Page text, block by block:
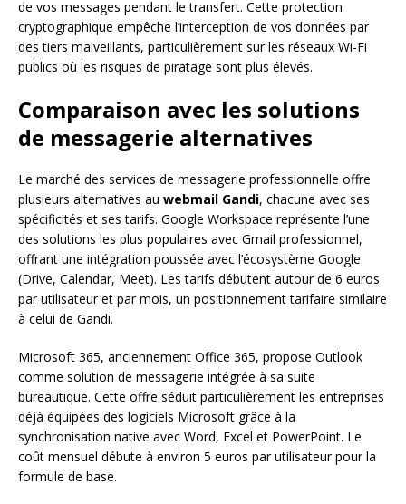
de vos messages pendant le transfert. Cette protection
cryptographique empêche l’interception de vos données par
des tiers malveillants, particulièrement sur les réseaux Wi-Fi
publics où les risques de piratage sont plus élevés.
Comparaison avec les solutions
de messagerie alternatives
Le marché des services de messagerie professionnelle offre
plusieurs alternatives au webmail Gandi, chacune avec ses
spécificités et ses tarifs. Google Workspace représente l’une
des solutions les plus populaires avec Gmail professionnel,
offrant une intégration poussée avec l’écosystème Google
(Drive, Calendar, Meet). Les tarifs débutent autour de 6 euros
par utilisateur et par mois, un positionnement tarifaire similaire
à celui de Gandi.
Microsoft 365, anciennement Office 365, propose Outlook
comme solution de messagerie intégrée à sa suite
bureautique. Cette offre séduit particulièrement les entreprises
déjà équipées des logiciels Microsoft grâce à la
synchronisation native avec Word, Excel et PowerPoint. Le
coût mensuel débute à environ 5 euros par utilisateur pour la
formule de base.